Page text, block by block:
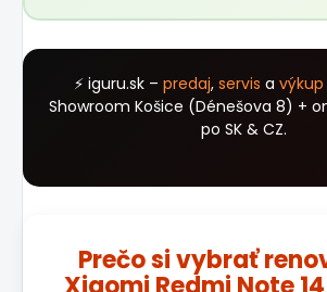
⚡ iguru.sk – predaj, servis a výkup
Showroom Košice (Dénešova 8) +
po SK & CZ.
Prečo si vybrať